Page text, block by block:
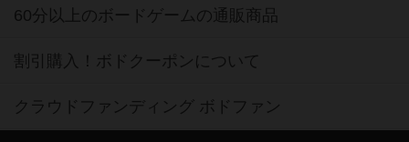
60分以上のボードゲームの通販商品
割引購入！ボドクーポンについて
クラウドファンディング ボドファン